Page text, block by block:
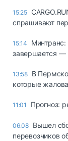
15:25
спрашивают
15:14
завершается —
13:58 В
которые
11:01 Прогноз:
06.08 Вышел
перевозчиков